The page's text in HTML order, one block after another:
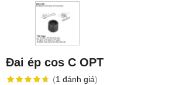
Đai ép cos C OPT
(1 đánh giá)